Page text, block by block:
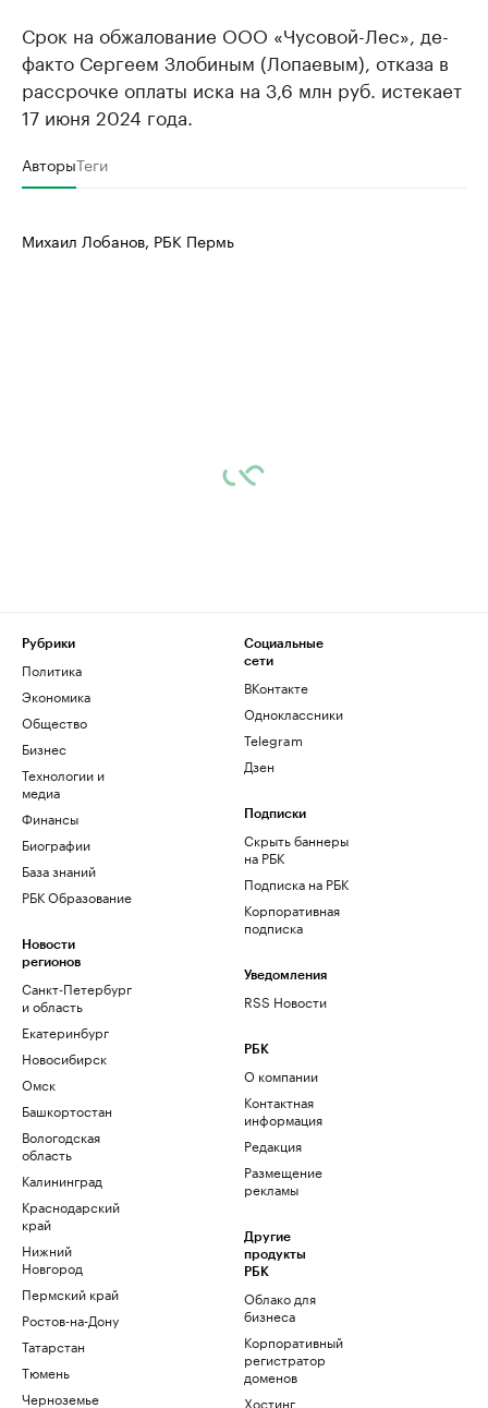
Срок на обжалование ООО «Чусовой-Лес», де-
факто Сергеем Злобиным (Лопаевым), отказа в
рассрочке оплаты иска на 3,6 млн руб. истекает
17 июня 2024 года.
АвторыТеги
Михаил Лобанов, РБК Пермь
Рубрики
Политика
Экономика
Общество
Бизнес
Технологии и
медиа
Финансы
Биографии
База знаний
РБК Образование
Новости
регионов
Санкт-Петербург
и область
Екатеринбург
Новосибирск
Омск
Башкортостан
Вологодская
область
Калининград
Краснодарский
край
Нижний
Новгород
Пермский край
Ростов-на-Дону
Татарстан
Тюмень
Черноземье
Социальные
сети
ВКонтакте
Одноклассники
Telegram
Дзен
Подписки
Скрыть баннеры
на РБК
Подписка на РБК
Корпоративная
подписка
Уведомления
RSS Новости
РБК
О компании
Контактная
информация
Редакция
Размещение
рекламы
Другие
продукты
РБК
Облако для
бизнеса
Корпоративный
регистратор
доменов
Хостинг